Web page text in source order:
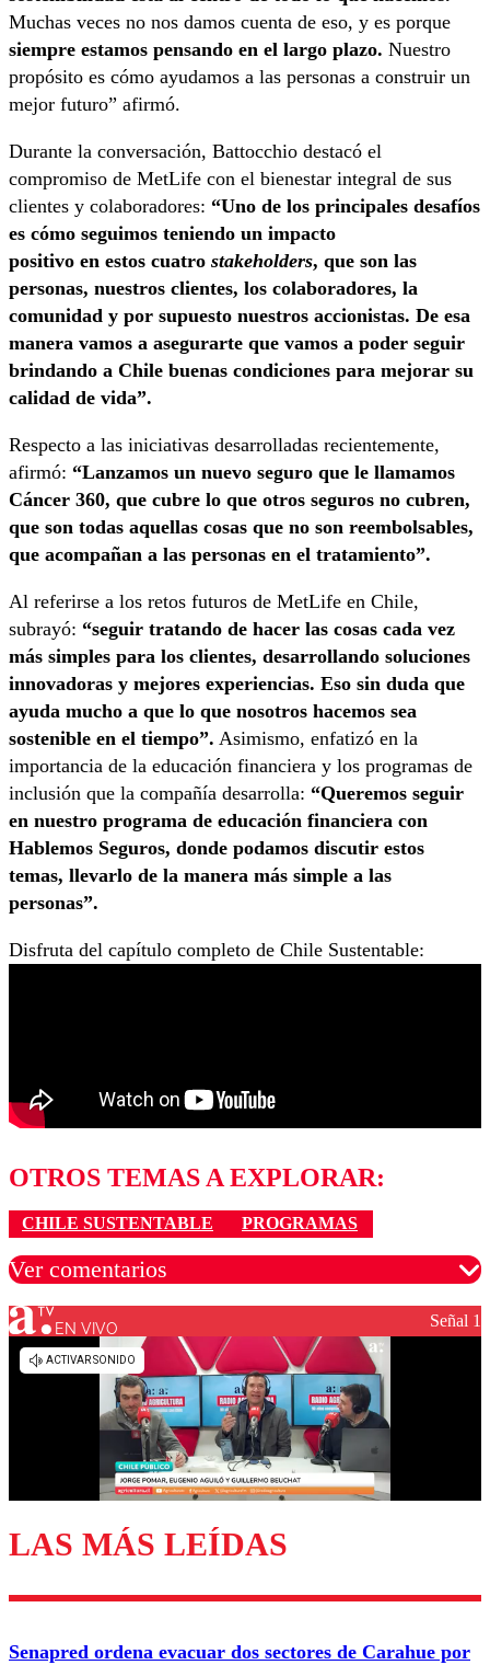
Muchas veces no nos damos cuenta de eso, y es porque
siempre estamos pensando en el largo plazo. Nuestro
propósito es cómo ayudamos a las personas a construir un
mejor futuro” afirmó.
Durante la conversación, Battocchio destacó el
compromiso de MetLife con el bienestar integral de sus
clientes y colaboradores: “Uno de los principales desafíos
es cómo seguimos teniendo un impacto
positivo en estos cuatro stakeholders, que son las
personas, nuestros clientes, los colaboradores, la
comunidad y por supuesto nuestros accionistas. De esa
manera vamos a asegurarte que vamos a poder seguir
brindando a Chile buenas condiciones para mejorar su
calidad de vida”.
Respecto a las iniciativas desarrolladas recientemente,
afirmó: “Lanzamos un nuevo seguro que le llamamos
Cáncer 360, que cubre lo que otros seguros no cubren,
que son todas aquellas cosas que no son reembolsables,
que acompañan a las personas en el tratamiento”.
Al referirse a los retos futuros de MetLife en Chile,
subrayó: “seguir tratando de hacer las cosas cada vez
más simples para los clientes, desarrollando soluciones
innovadoras y mejores experiencias. Eso sin duda que
ayuda mucho a que lo que nosotros hacemos sea
sostenible en el tiempo”. Asimismo, enfatizó en la
importancia de la educación financiera y los programas de
inclusión que la compañía desarrolla: “Queremos seguir
en nuestro programa de educación financiera con
Hablemos Seguros, donde podamos discutir estos
temas, llevarlo de la manera más simple a las
personas”.
Disfruta del capítulo completo de Chile Sustentable:
OTROS TEMAS A EXPLORAR:
CHILE SUSTENTABLE PROGRAMAS
Ver comentarios
Los comentarios son moderados para garantizar un
diálogo respetuoso.
Enviar comentario
EN VIVO Señal 1
LAS MÁS LEÍDAS
Senapred ordena evacuar dos sectores de Carahue por